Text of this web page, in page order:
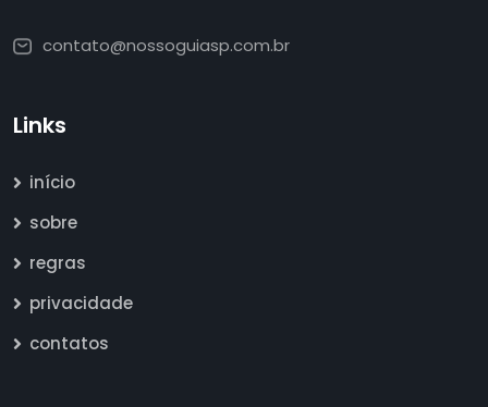
contato@nossoguiasp.com.br
Links
início
sobre
regras
privacidade
contatos